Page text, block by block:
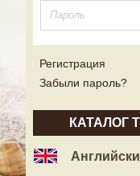
Регистрация
Забыли пароль?
КАТАЛОГ